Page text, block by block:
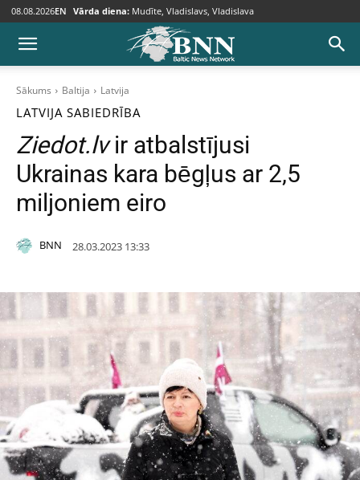
08.08.2026EN Vārda diena: Mudīte, Vladislavs, Vladislava
Sākums Baltija Latvija
LATVIJA SABIEDRĪBA
Ziedot.lvir atbalstījusi
Ukrainas kara bēgļus ar 2,5
miljoniem eiro
BNN 28.03.2023 13:33